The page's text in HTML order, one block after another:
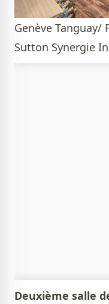
Genève Tanguay/
Sutton Synergie
Deuxième salle